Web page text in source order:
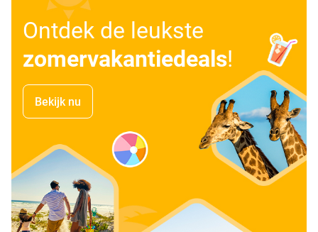
Ontdek de leukste
zomervakantiedeals!
Bekijk nu